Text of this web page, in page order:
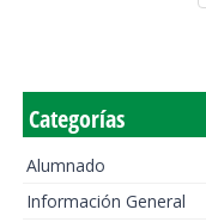
Categorías
Alumnado
Información General